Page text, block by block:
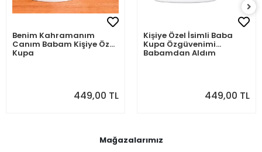
Benim Kahramanım
Canım Babam Kişiye Özel
Kupa
449,00 TL
Kişiye Özel İsimli Baba
Kupa Özgüvenimi
Babamdan Aldım
449,00 TL
Mağazalarımız